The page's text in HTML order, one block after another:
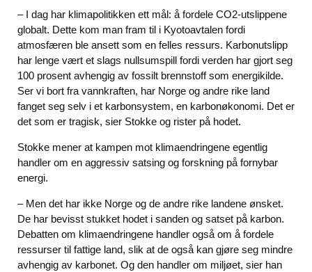
– I dag har klimapolitikken ett mål: å fordele CO2-utslippene
globalt. Dette kom man fram til i Kyotoavtalen fordi
atmosfæren ble ansett som en felles ressurs. Karbonutslipp
har lenge vært et slags nullsumspill fordi verden har gjort seg
100 prosent avhengig av fossilt brennstoff som energikilde.
Ser vi bort fra vannkraften, har Norge og andre rike land
fanget seg selv i et karbonsystem, en karbonøkonomi. Det er
det som er tragisk, sier Stokke og rister på hodet.
Stokke mener at kampen mot klimaendringene egentlig
handler om en aggressiv satsing og forskning på fornybar
energi.
– Men det har ikke Norge og de andre rike landene ønsket.
De har bevisst stukket hodet i sanden og satset på karbon.
Debatten om klimaendringene handler også om å fordele
ressurser til fattige land, slik at de også kan gjøre seg mindre
avhengig av karbonet. Og den handler om miljøet, sier han